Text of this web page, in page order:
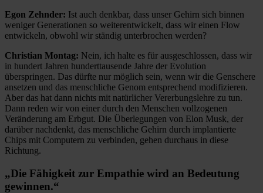
Egon Zehnder: Ist auch denkbar, dass unser Gehirn sich binnen
weniger Generationen so weiterentwickelt, dass wir einen Flow
entwickeln, obwohl wir ständig unterbrochen werden?
Christian Montag: Nein, ich halte es für ausgeschlossen, dass wir
in hundert Jahren hunderttausende Jahre der Evolution
überspringen. Das dürfte nur möglich sein, wenn wir die Genschere
ansetzen und das menschliche Genom entsprechend modifizieren.
Aber das hat dann nichts mit natürlicher Vererbungslehre zu tun.
Dann reden wir von einer durch den Menschen vollzogenen
Veränderung am Erbgut. Die Überlegungen von Elon Musk, der
darüber nachdenkt, das menschliche Gehirn durch implantierte
Chips mit Computern zu verbinden, gehen durchaus in diese
Richtung.
„Die Fähigkeit zur Empathie wird an Bedeutung
gewinnen.“